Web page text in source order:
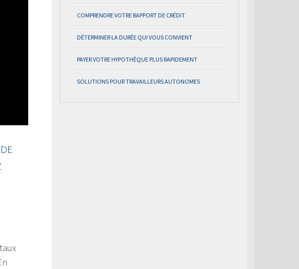
COMPRENDRE VOTRE RAPPORT DE CRÉDIT
DÉTERMINER LA DURÉE QUI VOUS CONVIENT
PAYER VOTRE HYPOTHÈQUE PLUS RAPIDEMENT
SOLUTIONS POUR TRAVAILLEURS AUTONOMES